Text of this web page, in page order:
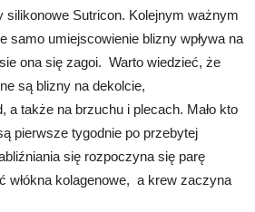
silikonowe Sutricon. Kolejnym ważnym
samo umiejscowienie blizny wpływa na
ona się zagoi. Warto wiedzieć, że
są blizny na dekolcie,
a także na brzuchu i plecach. Mało kto
pierwsze tygodnie po przebytej
się rozpoczyna się parę
włókna kolagenowe, a krew zaczyna